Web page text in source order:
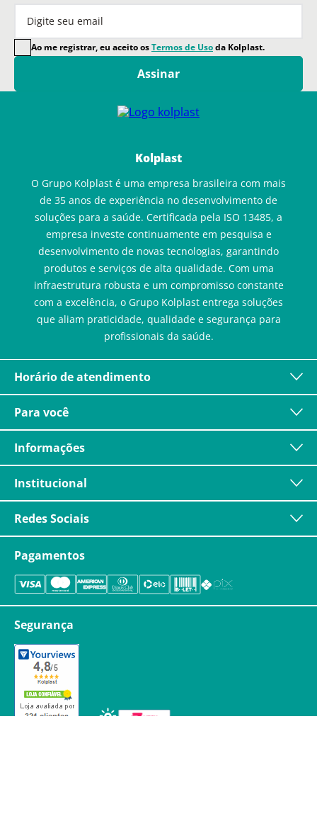
Assinar
Ao me registrar, eu aceito osTermos de Usoda Kolplast.
Kolplast
O Grupo Kolplast é uma empresa brasileira com mais
de 35 anos de experiência no desenvolvimento de
soluções para a saúde. Certificada pela ISO 13485, a
empresa investe continuamente em pesquisa e
desenvolvimento de novas tecnologias, garantindo
produtos e serviços de alta qualidade. Com uma
infraestrutura robusta e um compromisso constante
com a excelência, o Grupo Kolplast entrega soluções
que aliam praticidade, qualidade e segurança para
profissionais da saúde.
Horário de atendimento
Para você
Informações
Institucional
Redes Sociais
Pagamentos
Segurança